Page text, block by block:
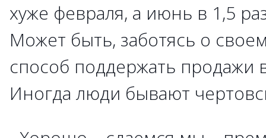
хуже февраля, а июнь в 1,5
Может быть, заботясь о
способ поддержать продажи
Иногда люди бывают